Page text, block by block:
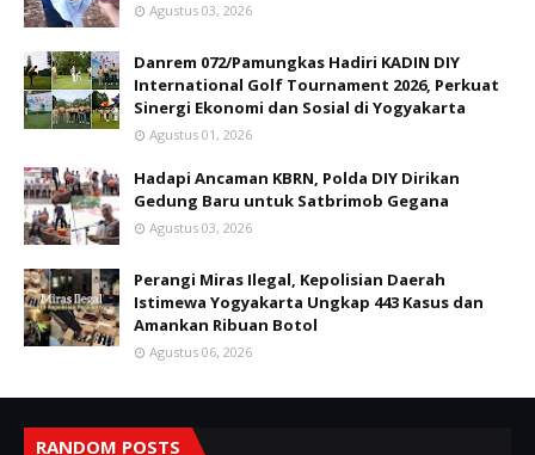
Agustus 03, 2026
Danrem 072/Pamungkas Hadiri KADIN DIY
International Golf Tournament 2026, Perkuat
Sinergi Ekonomi dan Sosial di Yogyakarta
Agustus 01, 2026
Hadapi Ancaman KBRN, Polda DIY Dirikan
Gedung Baru untuk Satbrimob Gegana
Agustus 03, 2026
Perangi Miras Ilegal, Kepolisian Daerah
Istimewa Yogyakarta Ungkap 443 Kasus dan
Amankan Ribuan Botol
Agustus 06, 2026
RANDOM POSTS